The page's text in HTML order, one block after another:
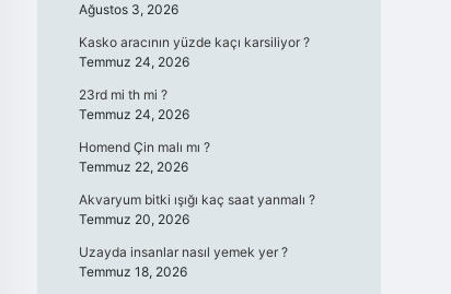
Ağustos 3, 2026
Kasko aracının yüzde kaçı karsiliyor ?
Temmuz 24, 2026
23rd mi th mi ?
Temmuz 24, 2026
Homend Çin malı mı ?
Temmuz 22, 2026
Akvaryum bitki ışığı kaç saat yanmalı ?
Temmuz 20, 2026
Uzayda insanlar nasıl yemek yer ?
Temmuz 18, 2026